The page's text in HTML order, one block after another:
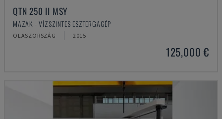
QTN 250 II MSY
MAZAK - VÍZSZINTES ESZTERGAGÉP
OLASZORSZÁG 2015
125,000 €